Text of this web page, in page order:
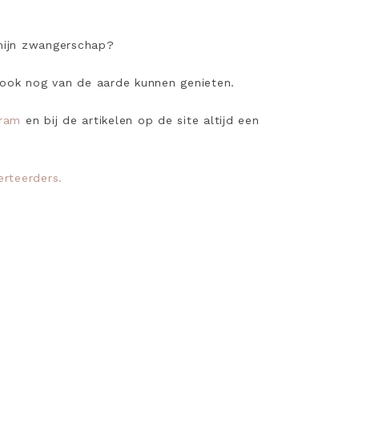
zwangerschap?
nog van de aarde kunnen genieten.
en bij de artikelen op de site altijd een